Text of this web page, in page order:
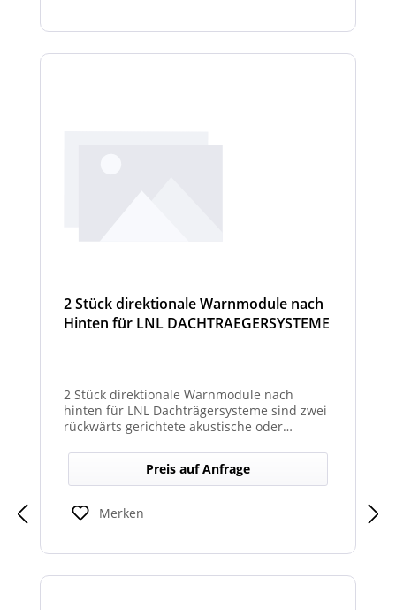
2 Stück direktionale Warnmodule nach
Hinten für LNL DACHTRAEGERSYSTEME
2 Stück direktionale Warnmodule nach
hinten für LNL Dachträgersysteme sind zwei
rückwärts gerichtete akustische oder
Dachträger, die in Richtung Heck gezielte
Warnsignale abgeben. Sie verbessern die
Sicht- und Hörbarkeit von Warnhinweisen
für den rückwärtigen Bereich und erhöhen
so die Sicherheit bei Rangier- oder
Preis auf Anfrage
Merken